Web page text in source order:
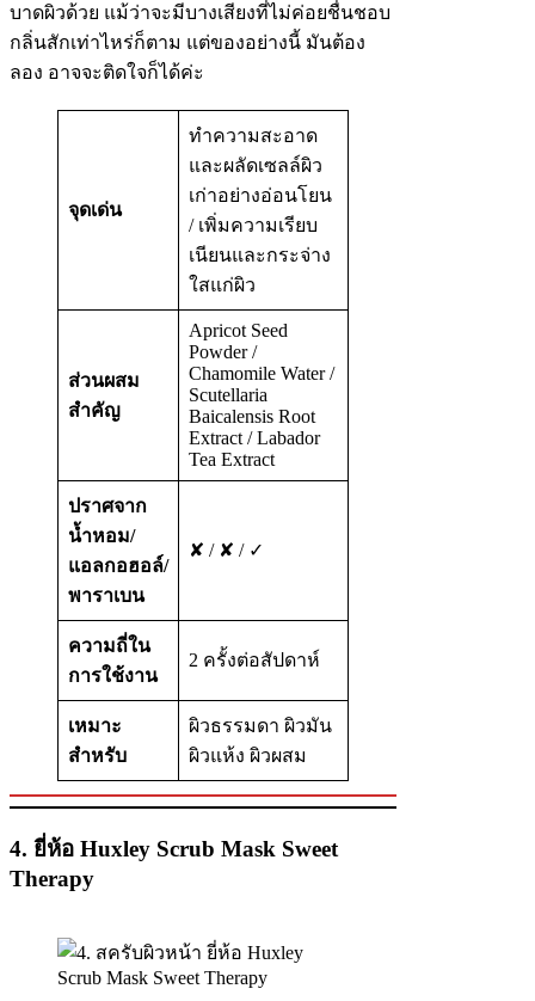
บาดผิวด้วย แม้ว่าจะมีบางเสียงที่ไม่ค่อยชื่นชอบ
กลิ่นสักเท่าไหร่ก็ตาม แต่ของอย่างนี้ มันต้อง
ลอง อาจจะติดใจก็ได้ค่ะ
จุดเด่น
ทำความสะอาด
และผลัดเซลล์ผิว
เก่าอย่างอ่อนโยน
/ เพิ่มความเรียบ
เนียนและกระจ่าง
ใสแก่ผิว
ส่วนผสม
สำคัญ
Apricot Seed
Powder /
Chamomile Water /
Scutellaria
Baicalensis Root
Extract / Labador
Tea Extract
ปราศจาก
น้ำหอม/
แอลกอฮอล์/
พาราเบน
✘ / ✘ / ✓
ความถี่ใน
การใช้งาน
2 ครั้งต่อสัปดาห์
เหมาะ
สำหรับ
ผิวธรรมดา ผิวมัน
ผิวแห้ง ผิวผสม
4. ยี่ห้อ Huxley Scrub Mask Sweet
Therapy